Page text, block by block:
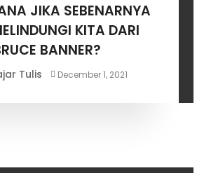
JIKA SEBENARNYA
KITA DARI
BANNER?
Tulis December 1, 2021